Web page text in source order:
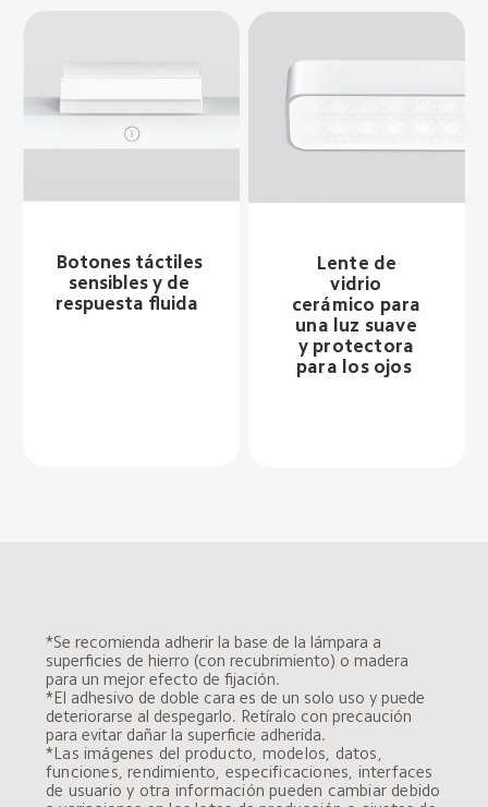
Botones táctiles
sensibles y de
respuesta fluida
Lente de
vidrio
cerámico para
una luz suave
y protectora
para los ojos
*Se recomienda adherir la base de la lámpara a
superficies de hierro (con recubrimiento) o madera
para un mejor efecto de fijación.
*El adhesivo de doble cara es de un solo uso y puede
deteriorarse al despegarlo. Retíralo con precaución
para evitar dañar la superficie adherida.
*Las imágenes del producto, modelos, datos,
funciones, rendimiento, especificaciones, interfaces
de usuario y otra información pueden cambiar debido